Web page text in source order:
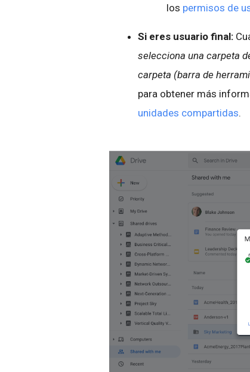
los permisos de
Si eres usuario final:
selecciona una carpeta
carpeta (barra de
para obtener más
unidades compartidas.